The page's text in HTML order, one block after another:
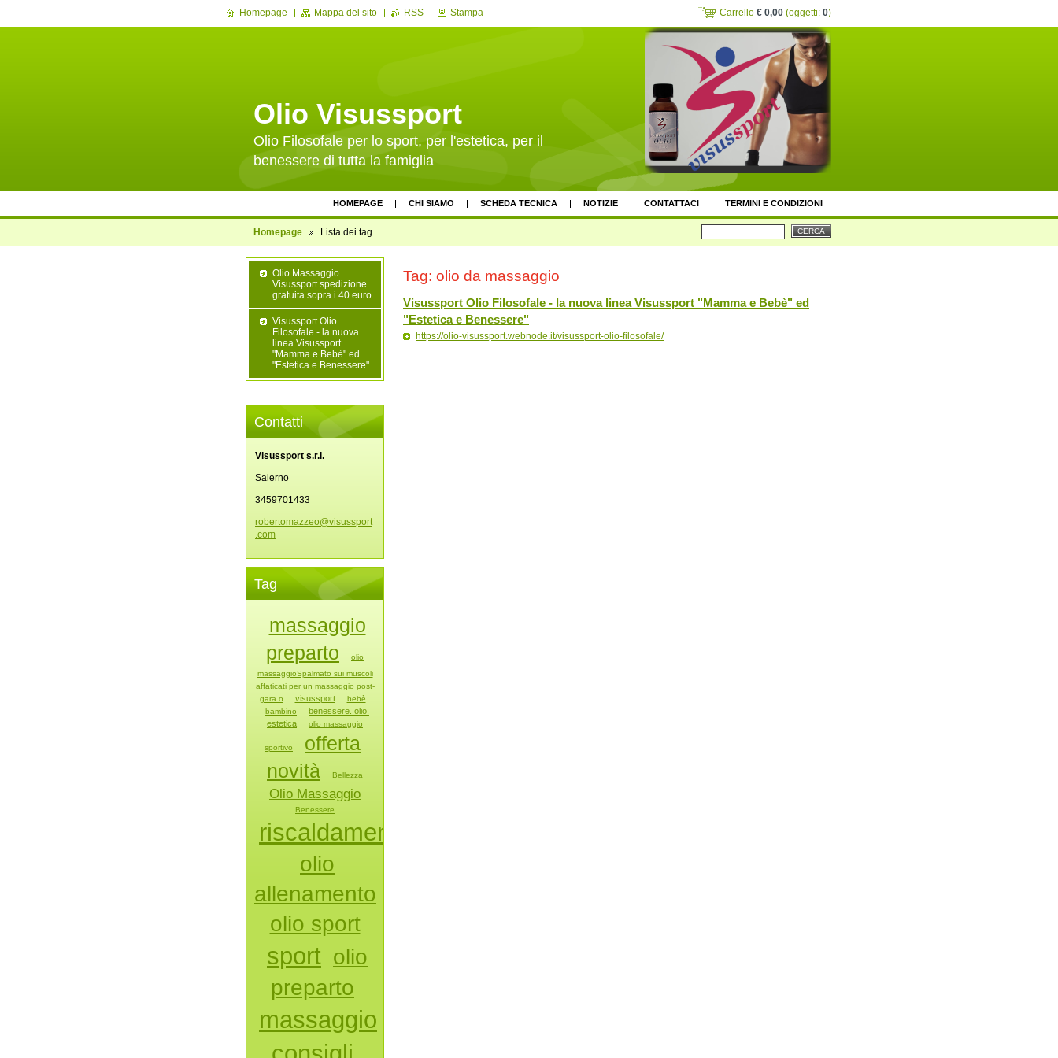
Olio Visussport
Olio Filosofale per lo sport, per l'estetica, per il
benessere di tutta la famiglia
HOMEPAGE CHI SIAMO SCHEDA TECNICA NOTIZIE CONTATTACI TERMINI E CONDIZIONI
Homepage Lista dei tag
Tag: olio da massaggio
Visussport Olio Filosofale - la nuova linea Visussport "Mamma e Bebè" ed
"Estetica e Benessere"
https://olio-visussport.webnode.it/visussport-olio-filosofale/
Olio Massaggio
Visussport spedizione
gratuita sopra i 40 euro
Visussport Olio
Filosofale - la nuova
linea Visussport
"Mamma e Bebè" ed
"Estetica e Benessere"
Contatti
Visussport s.r.l.
Salerno
3459701433
robertomazzeo@visussport
.com
Tag
massaggio
preparto
olio
massaggioSpalmato sui muscoli
affaticati per un massaggio post-
gara o
visussport
bebè
bambino
benessere. olio.
estetica
olio massaggio
sportivo
offerta
novità
Bellezza
Olio Massaggio
Benessere
riscaldamento
olio
allenamento
olio sport
sport olio
preparto
massaggio
Carrello € 0,00 (oggetti: 0)
Homepage Mappa del sito RSS Stampa